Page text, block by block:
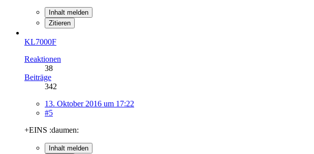
Inhalt melden
Zitieren
KL7000F
Reaktionen
38
Beiträge
342
13. Oktober 2016 um 17:22
#5
+EINS :daumen:
Inhalt melden